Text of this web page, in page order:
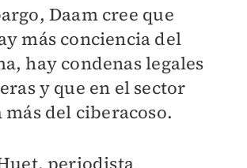
Daam cree que
más conciencia del
hay condenas legales
y que en el sector
más del ciberacoso.